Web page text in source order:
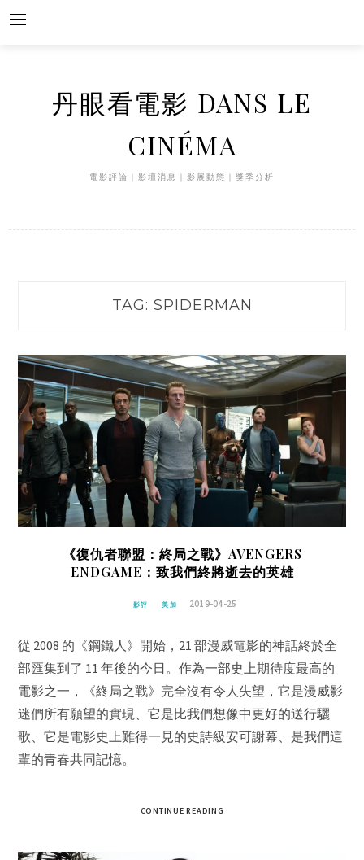
Skip
丹眼看電影 DANS LE
CINÉMA
電影評論｜影壇消息｜影展動態｜獎季分析
TAG: SPIDERMAN
《復仇者聯盟：終局之戰》AVENGERS
ENDGAME：致我們終將逝去的英雄
影評 美加 2019-04-25
從 2008 的《鋼鐵人》開始，21 部漫威電影的神話終於全
部匯集到了 11 年後的今日。作為一部史上期待度最高的
電影之一，《終局之戰》完全沒有令人失望，它是漫威影
迷們所有願望的實現、它是比我們想像中更好的送行驪
歌、它是電影史上難得一見的史詩級安可謝幕、是我們這
輩的青春共同記憶。
CONTINUE READING